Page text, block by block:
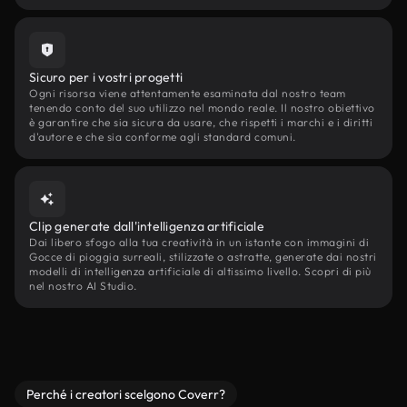
Sicuro per i vostri progetti
Ogni risorsa viene attentamente esaminata dal nostro team
tenendo conto del suo utilizzo nel mondo reale. Il nostro obiettivo
è garantire che sia sicura da usare, che rispetti i marchi e i diritti
d'autore e che sia conforme agli standard comuni.
Clip generate dall'intelligenza artificiale
Dai libero sfogo alla tua creatività in un istante con immagini di
Gocce di pioggia surreali, stilizzate o astratte, generate dai nostri
modelli di intelligenza artificiale di altissimo livello. Scopri di più
nel nostro AI Studio.
Perché i creatori scelgono Coverr?